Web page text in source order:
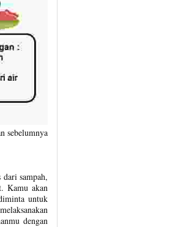
sebelumnya
sampah,
Kamu akan
untuk
dengan